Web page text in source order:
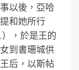
以後，亞哈
和她所行
，於是王的
到書珊城供
后，以斯帖